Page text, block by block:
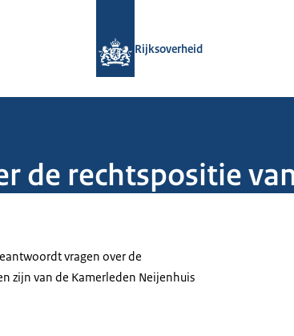
Rijksoverheid
de rechtspositie
vragen over de
zijn van de Kamerleden Neijenhuis